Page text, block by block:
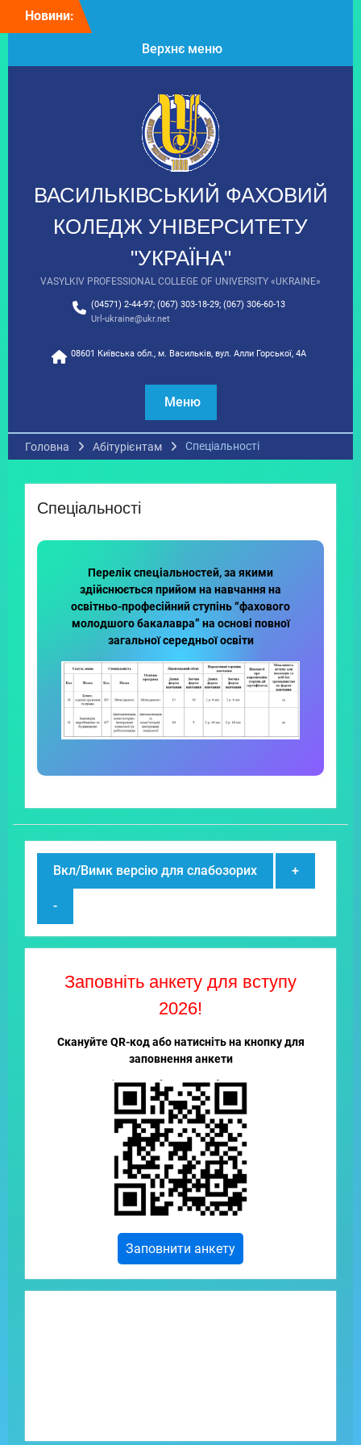
Новини:
фахового коледжу щиро
вітає президента
Таланчука Петра
Михайловича з Днем
народження!
Вітаємо з Днем
вишиванки!
майбутнє!
З Днем Української
Державності!
Верхнє меню
ВАСИЛЬКІВСЬКИЙ ФАХОВИЙ
КОЛЕДЖ УНІВЕРСИТЕТУ
"УКРАЇНА"
VASYLKIV PROFESSIONAL COLLEGE OF UNIVERSITY «UKRAINE»
(04571) 2-44-97; (067) 303-18-29; (067) 306-60-13
Url-ukraine@ukr.net
08601 Київська обл., м. Васильків, вул. Алли Горської, 4А
Меню
Головна Абітурієнтам Спеціальності
Спеціальності
Перелік спеціальностей,за якими
здійснюється прийом на навчання на
освітньо-професійний ступінь “фахового
молодшого бакалавра” на основі повної
загальної середньої освіти
Вкл/Вимк версію для слабозорих +
-
Заповніть анкету для вступу
2026!
Скануйте QR-код або натисніть на кнопку для
заповнення анкети
Заповнити анкету